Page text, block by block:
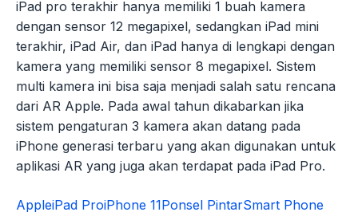
iPad pro terakhir hanya memiliki 1 buah kamera
dengan sensor 12 megapixel, sedangkan iPad mini
terakhir, iPad Air, dan iPad hanya di lengkapi dengan
kamera yang memiliki sensor 8 megapixel. Sistem
multi kamera ini bisa saja menjadi salah satu rencana
dari AR Apple. Pada awal tahun dikabarkan jika
sistem pengaturan 3 kamera akan datang pada
iPhone generasi terbaru yang akan digunakan untuk
aplikasi AR yang juga akan terdapat pada iPad Pro.
AppleiPad ProiPhone 11Ponsel PintarSmart Phone